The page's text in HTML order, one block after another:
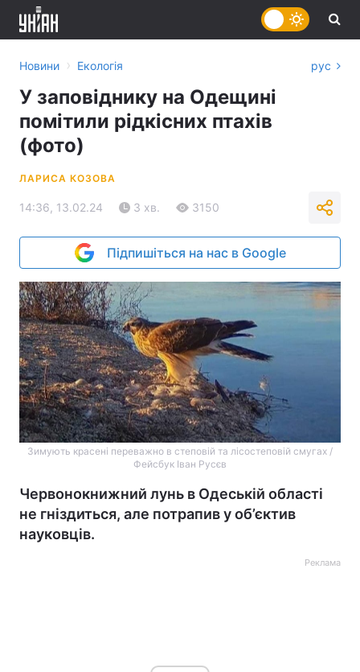
Новини › Екологія рус
У заповіднику на Одещині
помітили рідкісних птахів
(фото)
ЛАРИСА КОЗОВА
14:36, 13.02.24 3 хв. 3150
Підпишіться на нас в Google
Зимують красені переважно в степовій та лісостеповій смугах /
Фейсбук Іван Русєв
Червонокнижний лунь в Одеській області
не гніздиться, але потрапив у об’єктив
науковців.
Реклама